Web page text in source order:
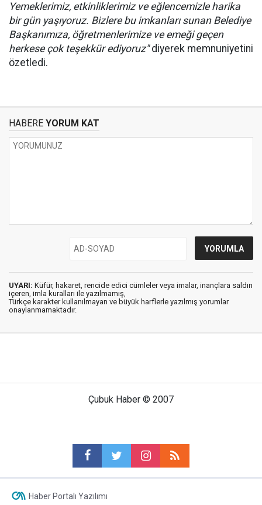
Yemeklerimiz, etkinliklerimiz ve eğlencemizle harika
bir gün yaşıyoruz. Bizlere bu imkanları sunan Belediye
Başkanımıza, öğretmenlerimize ve emeği geçen
herkese çok teşekkür ediyoruz"diyerek memnuniyetini
özetledi.
HABERE YORUM KAT
UYARI: Küfür, hakaret, rencide edici cümleler veya imalar, inançlara saldırı
içeren, imla kuralları ile yazılmamış,
Türkçe karakter kullanılmayan ve büyük harflerle yazılmış yorumlar
onaylanmamaktadır.
Çubuk Haber © 2007
Haber Portalı Yazılımı